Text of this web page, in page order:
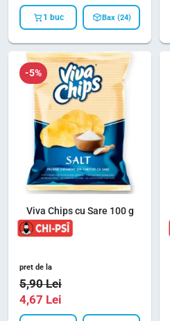
1 buc Bax (24)
-5%
Viva Chips cu Sare 100 g
pret de la
5,90Lei
4,67 Lei